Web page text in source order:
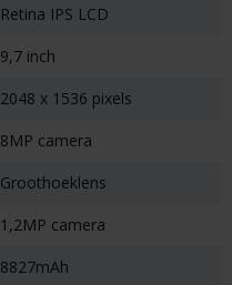
Retina IPS LCD
9,7 inch
2048 x 1536 pixels
8MP camera
Groothoeklens
1,2MP camera
8827mAh